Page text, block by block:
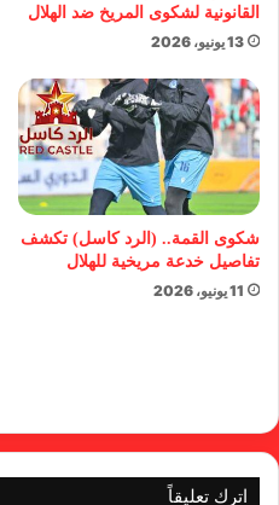
القانونية لشكوى المريخ ضد الهلال
13 يونيو، 2026
شكوى القمة.. (الرد كاسل) تكشف
تفاصيل خدعة مريخية للهلال
11 يونيو، 2026
اترك تعليقاً